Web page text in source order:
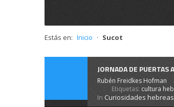
Estás en: Inicio · Sucot
JORNADA DE PUERTAS
Rubén Freidkes Hofman
Etiquetas: cultura
In Curiosidades hebreas